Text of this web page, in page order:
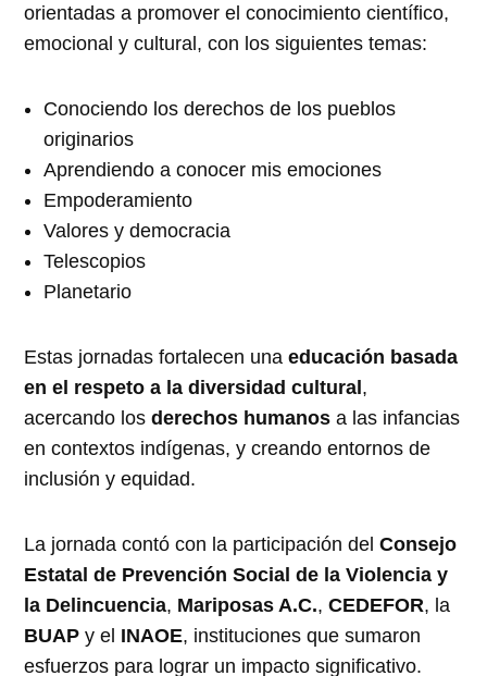
orientadas a promover el conocimiento científico,
emocional y cultural, con los siguientes temas:
Conociendo los derechos de los pueblos
originarios
Aprendiendo a conocer mis emociones
Empoderamiento
Valores y democracia
Telescopios
Planetario
Estas jornadas fortalecen unaeducación basada
en el respeto a la diversidad cultural,
acercando losderechos humanos a las infancias
en contextos indígenas, y creando entornos de
inclusión y equidad.
La jornada contó con la participación delConsejo
Estatal de Prevención Social de la Violencia y
la Delincuencia, Mariposas A.C.,CEDEFOR, la
BUAP y el INAOE, instituciones que sumaron
esfuerzos para lograr un impacto significativo.